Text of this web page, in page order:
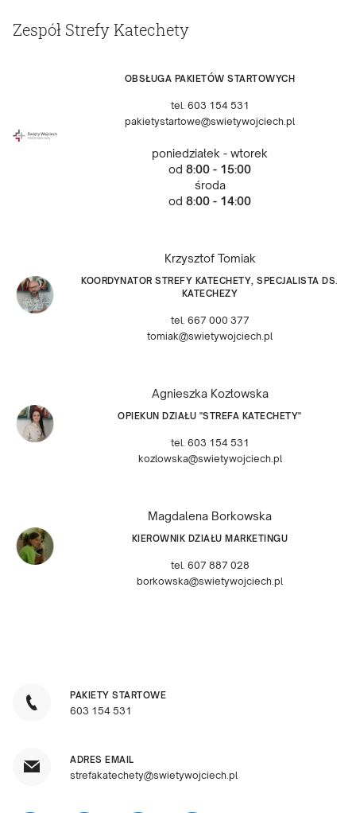
Zespół Strefy Katechety
OBSŁUGA PAKIETÓW STARTOWYCH
tel. 603 154 531
pakietystartowe@swietywojciech.pl
poniedziałek - wtorek
od 8:00 - 15:00
środa
od 8:00 - 14:00
Krzysztof Tomiak
KOORDYNATOR STREFY KATECHETY, SPECJALISTA DS.
KATECHEZY
tel. 667 000 377
tomiak@swietywojciech.pl
Agnieszka Kozłowska
OPIEKUN DZIAŁU "STREFA KATECHETY"
tel. 603 154 531
kozlowska@swietywojciech.pl
Magdalena Borkowska
KIEROWNIK DZIAŁU MARKETINGU
tel. 607 887 028
borkowska@swietywojciech.pl
PAKIETY STARTOWE
603 154 531
ADRES EMAIL
strefakatechety@swietywojciech.pl